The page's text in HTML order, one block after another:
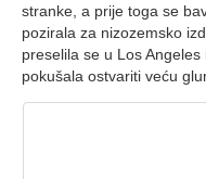
stranke, a prije toga se
pozirala za nizozemsko
preselila se u Los
pokušala ostvariti veću